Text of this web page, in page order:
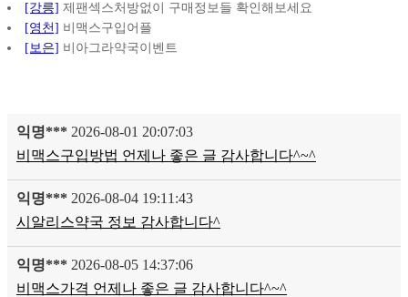
[강릉] 제팬섹스처방없이 구매정보들 확인해보세요
[영천] 비맥스구입어플
[보은] 비아그라약국이벤트
익명*** 2026-08-01 20:07:03
비맥스구입방법 언제나 좋은 글 감사합니다^~^
익명*** 2026-08-04 19:11:43
시알리스약국 정보 감사합니다^
익명*** 2026-08-05 14:37:06
비맥스가격 언제나 좋은 글 감사합니다^~^